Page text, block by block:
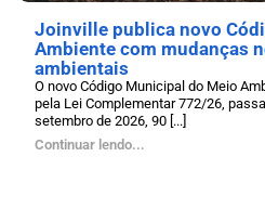
Joinville publica novo
Ambiente com mudanças
ambientais
O novo Código Municipal do Meio
pela Lei Complementar 772/26,
setembro de 2026, 90 [...]
Continuar lendo...